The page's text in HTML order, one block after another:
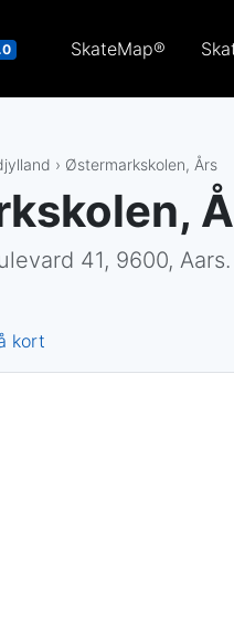
SkateMap®
› Østermarkskolen, Års
41, 9600, Aars.
kort